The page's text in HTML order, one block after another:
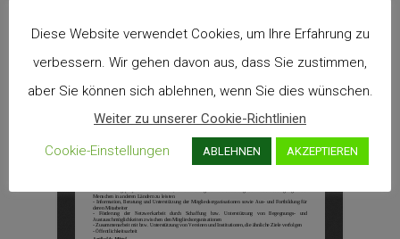
Diese Website verwendet Cookies, um Ihre Erfahrung zu
verbessern. Wir gehen davon aus, dass Sie zustimmen,
aber Sie können sich ablehnen, wenn Sie dies wünschen.
Weiter zu unserer Cookie-Richtlinien
Cookie-Einstellungen
ABLEHNEN AKZEPTIEREN